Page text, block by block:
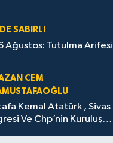
SABIRLI
Ağustos: Tutulma Arifesi
CEM
Kemal Atatürk , Sivas
Ve Chp’nin Kuruluşu